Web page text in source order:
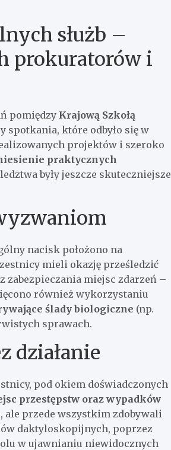
służb –
prokuratorów i
pomiędzy Krajową Szkołą
spotkania, które odbyło się w
projektów i szeroko
praktycznych
były jeszcze skuteczniejsze
nacisk położono na
mieli okazję prześledzić
miejsc zdarzeń –
również wykorzystaniu
ślady biologiczne (np.
sprawach.
działanie
pod okiem doświadczonych
przestępstw oraz wypadków
ale przede wszystkim zdobywali
daktyloskopijnych, poprzez
w ujawnianiu niewidocznych